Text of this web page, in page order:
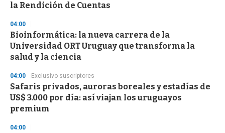
la Rendición de Cuentas
04:00
Bioinformática: la nueva carrera de la
Universidad ORT Uruguay que transforma la
salud y la ciencia
04:00 Exclusivo suscriptores
Safaris privados, auroras boreales y estadías de
US$ 3.000 por día: así viajan los uruguayos
premium
04:00